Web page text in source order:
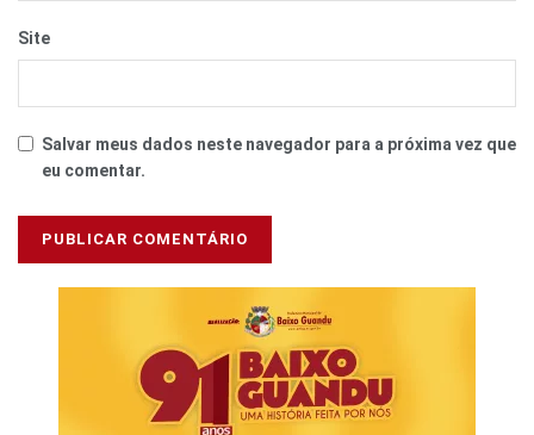
Site
Salvar meus dados neste navegador para a próxima vez que
eu comentar.